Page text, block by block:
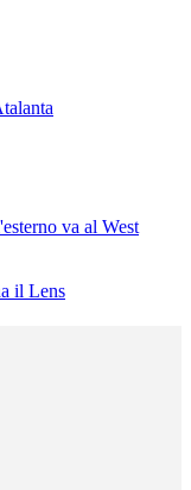
va al West
il Lens